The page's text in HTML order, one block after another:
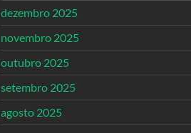
dezembro 2025
novembro 2025
outubro 2025
setembro 2025
agosto 2025